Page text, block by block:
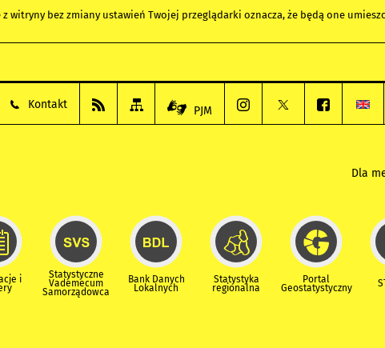
witryny bez zmiany ustawień Twojej przeglądarki oznacza, że będą one
Kontakt PJM
Dla
i Statystyczne
Vademecum
Samorządowca
Bank Danych
Lokalnych
Statystyka
regionalna
Portal
Geostatystyczny